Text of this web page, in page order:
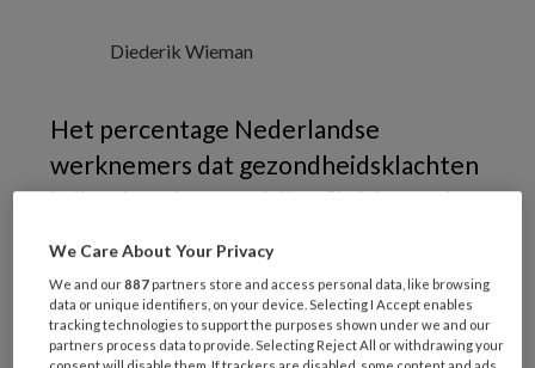
Diederik Wieman
Het percentage Nederlandse
werknemers dat gezondheidsklachten
krijgt door het werk ligt flink lager dan
Nederland ligt het percentage op 7
procent waar het Europees
gemiddelde 10,3 procent bedraagt. Als
We Care About Your Privacy
We and our887 partners store and access personal data, like browsing
data or unique identifiers, on your device. Selecting I Accept enables
tracking technologies to support the purposes shown under we and our
partners process data to provide. Selecting Reject All or withdrawing your